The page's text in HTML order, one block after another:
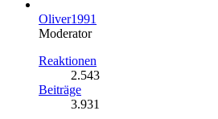
Oliver1991
Moderator
Reaktionen
2.543
Beiträge
3.931